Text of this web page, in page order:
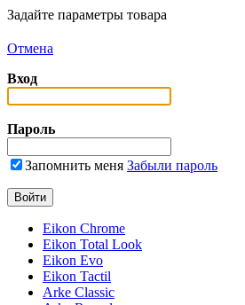
Задайте параметры товара
Отмена
Вход
Пароль
Запомнить меня Забыли пароль
Eikon Chrome
Eikon Total Look
Eikon Evo
Eikon Tactil
Arke Classic